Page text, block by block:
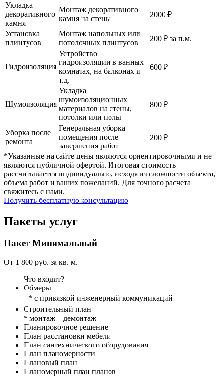
Укладка
декоративного
камня
Монтаж декоративного
камня на стены
2000 ₽
Установка
плинтусов
Монтаж напольных или
потолочных плинтусов
200 ₽ за п.м.
Гидроизоляция
Устройство
гидроизоляции в ванных
комнатах, на балконах и
т.д.
600 ₽
Шумоизоляция
Укладка
шумоизоляционных
материалов на стены,
потолки или полы
800 ₽
Уборка после
ремонта
Генеральная уборка
помещения после
завершения работ
200 ₽
*Указанные на сайте цены являются ориентировочными и не
являются публичной офертой. Итоговая стоимость
рассчитывается индивидуально, исходя из сложности объекта,
объема работ и ваших пожеланий. Для точного расчета
свяжитесь с нами.
Получить бесплатную консультацию
Пакеты услуг
ПакетМинимальный
От 1 800 руб. за кв. м.
Что входит?
Обмеры
* с привязкой инженерный коммуникаций
Строительный план
* монтаж + демонтаж
Планировочное решение
План расстановки мебели
План сантехнического оборудования
План планомерности
Плановый план
Планомерный план планов